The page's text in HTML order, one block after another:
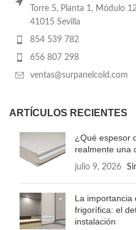
Torre 5, Planta 1, Módulo 12
41015 Sevilla
854 539 782
656 807 298
ventas@surpanelcold.com
ARTÍCULOS RECIENTES
¿Qué espesor
realmente una
julio 9, 2026
La importancia
frigorífica: el
instalación